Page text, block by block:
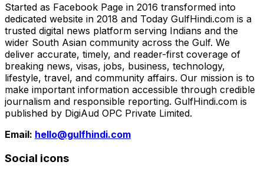
Started as Facebook Page in 2016 transformed into
dedicated website in 2018 and Today GulfHindi.com is a
trusted digital news platform serving Indians and the
wider South Asian community across the Gulf. We
deliver accurate, timely, and reader-first coverage of
breaking news, visas, jobs, business, technology,
lifestyle, travel, and community affairs. Our mission is to
make important information accessible through credible
journalism and responsible reporting. GulfHindi.com is
published by DigiAud OPC Private Limited.
Email: hello@gulfhindi.com
Social icons